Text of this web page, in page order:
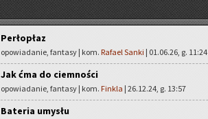
Perłopłaz
opowiadanie, fantasy | kom. Rafael Sanki | 01.06.26, g. 11:24
Jak ćma do ciemności
opowiadanie, fantasy | kom. Finkla | 26.12.24, g. 13:57
Bateria umysłu